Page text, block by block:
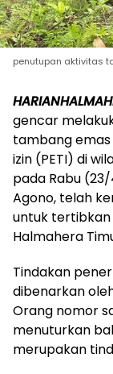
penutupan aktivitas
gencar
tambang
izin (PETI) di
pada Rabu
Agono, telah
untuk
Halmahera
Tindakan
dibenarkan
Orang nomor
menuturkan
merupakan